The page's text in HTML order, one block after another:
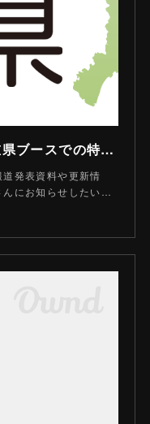
三重県｜大阪・関西万博三重県ブースでの特別展示「自然」及び「行こう！万博「美し国みえ」プレゼントキャンペーン」（第６弾、第７弾）を実施します
発表資料や更新情
んにお知らせしたい…